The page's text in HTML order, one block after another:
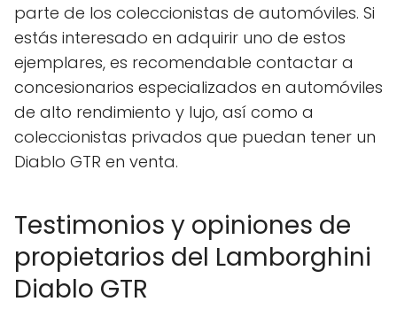
parte de los coleccionistas de automóviles. Si
estás interesado en adquirir uno de estos
ejemplares, es recomendable contactar a
concesionarios especializados en automóviles
de alto rendimiento y lujo, así como a
coleccionistas privados que puedan tener un
Diablo GTR en venta.
Testimonios y opiniones de
propietarios del Lamborghini
Diablo GTR